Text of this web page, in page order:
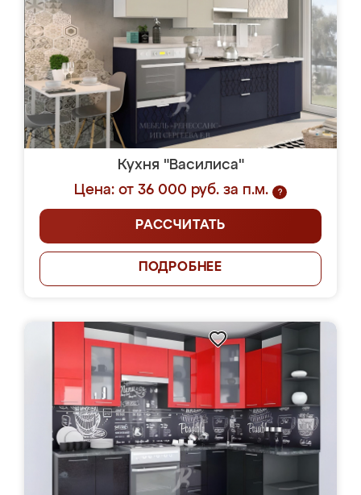
Кухня "Василиса"
Цена: от 36 000 руб. за п.м.
?
РАССЧИТАТЬ
ПОДРОБНЕЕ